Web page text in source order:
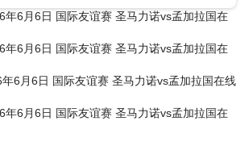
年6月6日 国际友谊赛 圣马力诺vs孟加拉国在
年6月6日 国际友谊赛 圣马力诺vs孟加拉国在
6月6日 国际友谊赛 圣马力诺vs孟加拉国在线
年6月6日 国际友谊赛 圣马力诺vs孟加拉国在